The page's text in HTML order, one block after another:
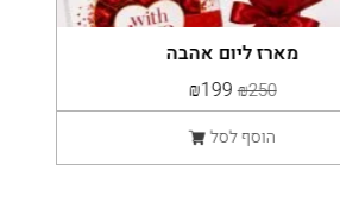
מארז ליום אהבה
₪250
₪199
הוסף לסל